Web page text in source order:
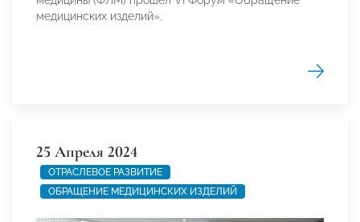
медицинских изделий».
25 Апреля 2024
ОТРАСЛЕВОЕ РАЗВИТИЕ
ОБРАЩЕНИЕ МЕДИЦИНСКИХ ИЗДЕЛИЙ